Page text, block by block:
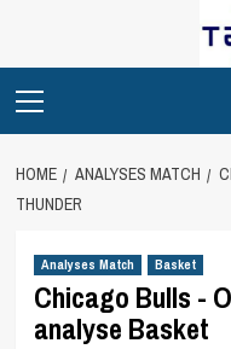
Menu
HOME ANALYSES MATCH
THUNDER
Analyses Match Basket
Chicago Bulls -
analyse Basket